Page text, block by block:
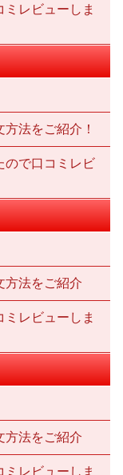
レビューしま
法をご紹介！
ので口コミレビ
方法をご紹介
レビューしま
方法をご紹介
レビューしま